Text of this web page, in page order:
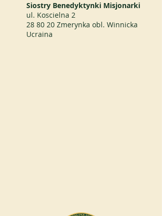
Siostry Benedyktynki Misjonarki
ul. Koscielna 2
28 80 20 Zmerynka obl. Winnicka
Ucraina